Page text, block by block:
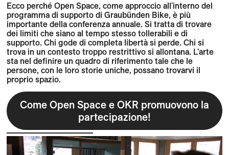
Ecco perché Open Space, come approccio all'interno del
programma di supporto di Graubünden Bike, è più
importante della conferenza annuale. Si tratta di trovare
dei limiti che siano al tempo stesso tollerabili e di
supporto. Chi gode di completa libertà si perde. Chi si
trova in un contesto troppo restrittivo si allontana. L'arte
sta nel definire un quadro di riferimento tale che le
persone, con le loro storie uniche, possano trovarvi il
proprio spazio.
Come Open Space e OKR promuovono la
partecipazione!